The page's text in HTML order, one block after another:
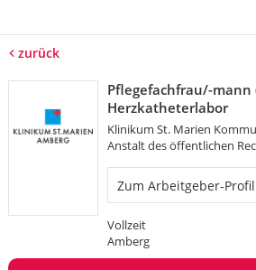
zurück
Pflegefachfrau/-
Herzkatheterlabor
Klinikum St. Marien
Anstalt des öffentlichen
Zum Arbeitgeber-Profil
Vollzeit
Amberg